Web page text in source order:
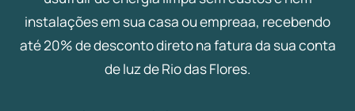
instalações em sua casa ou empreaa, recebendo
até 20% de desconto direto na fatura da sua conta
de luz de Rio das Flores.